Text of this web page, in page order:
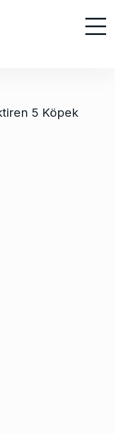
5 Köpek